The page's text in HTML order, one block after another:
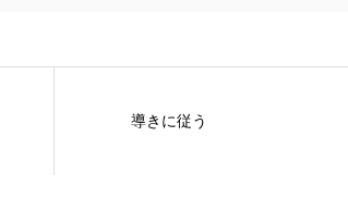
導きに従う